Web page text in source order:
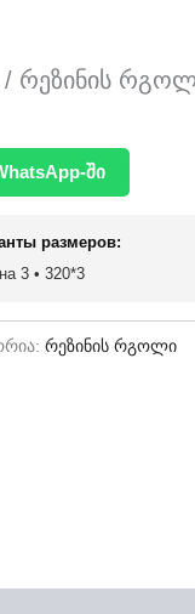
/ რეზინის
ში
размеров:
3 • 320*3
რეზინის რგოლი